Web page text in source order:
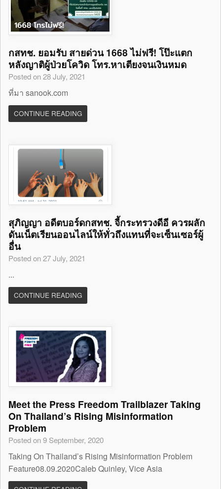
กสทช. ยอมรับ สายด่วน 1668 ไม่ฟรี! โป๊ะแตก
หลังญาติผู้ป่วยโควิด โทร.หาเตียงจนเงินหมด
Posted on 28 July, 2021
ที่มา sanook.com
CONTINUE READING
สุภิญญา อดีตบอร์ดกสทช. จี้กระทรวงดีอี ควรผลัก
ดันเน็ตเรียนออนไลน์ให้ทั่วถึงแทนที่จะเซ็นเซอร์ผู้
อื่น
Posted on 27 July, 2021
...
CONTINUE READING
Meet the Press Freedom Trailblazer Taking
On Thailand’s Rising Misinformation
Problem
Posted on 9 September, 2020
Taking On Thailand’s Rising Misinformation Problem
Feature08.09.2020Caleb Quinley, Vice Asia